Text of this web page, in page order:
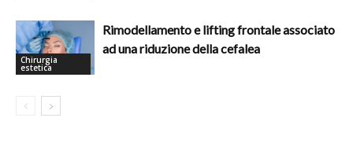
Chirurgia
estetica
Rimodellamento e lifting frontale associato
ad una riduzione della cefalea